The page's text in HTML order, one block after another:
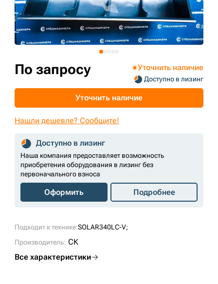
Подходит к технике:SOLAR340LC-V;
Производитель: СК
Все характеристики
По запросу Уточнить наличие
Доступно в лизинг
Уточнить наличие
Нашли дешевле? Сообщите!
Доступно в лизинг
Наша компания предоставляет возможность
приобретения оборудования в лизинг без
первоначального взноса
Оформить Подробнее